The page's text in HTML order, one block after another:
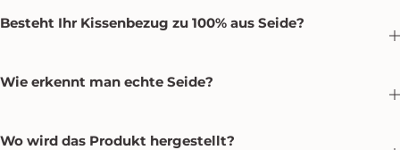
Besteht Ihr Kissenbezug zu 100% aus Seide?
Wie erkennt man echte Seide?
Wo wird das Produkt hergestellt?